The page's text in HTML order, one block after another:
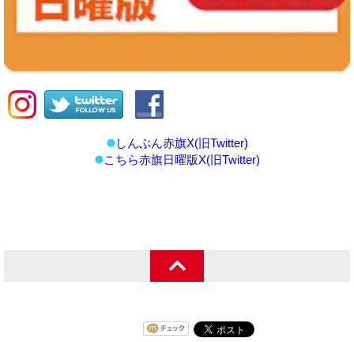
しんぶん赤旗X(旧Twitter)
こちら赤旗日曜版X(旧Twitter)